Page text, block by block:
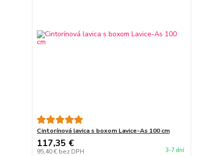
Cintorínová lavica s boxom Lavice-As 100 cm
117,35 €
95,40 € bez DPH 3-7 dní